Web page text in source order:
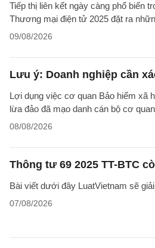
Tiếp thị liên kết ngày càng phổ biến
Thương mại điện tử 2025 đặt ra
09/08/2026
Lưu ý: Doanh nghiệp cần
Lợi dụng việc cơ quan Bảo hiểm xã
lừa đảo đã mạo danh cán bộ cơ
08/08/2026
Thông tư 69 2025 TT-BTC
Bài viết dưới đây LuatVietnam sẽ
07/08/2026